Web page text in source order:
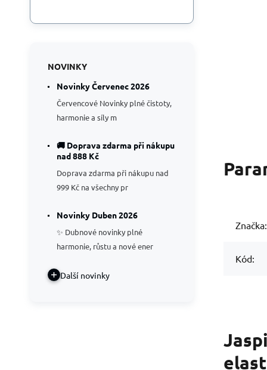
Značka:
Kód:
NOVINKY
Novinky Červenec 2026
Červencové Novinky plné čistoty,
harmonie a síly m
🚚 Doprava zdarma při nákupu
nad 888 Kč
Doprava zdarma při nákupu nad
999 Kč na všechny pr
Novinky Duben 2026
✨ Dubnové novinky plné
harmonie, růstu a nové ener
Další novinky